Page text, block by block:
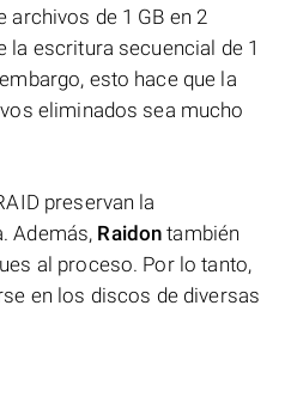
archivos de 1 GB en 2
la escritura secuencial de 1
esto hace que la
eliminados sea mucho
preservan la
Además, Raidon también
al proceso. Por lo tanto,
en los discos de diversas